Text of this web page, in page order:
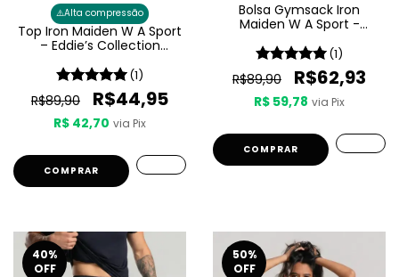
⚠️Alta compressão
Top Iron Maiden W A Sport
– Eddie’s Collection
(1)
R$89,90 R$44,95
R$ 42,70 via Pix
COMPRAR
Bolsa Gymsack Iron
Maiden W A Sport -
Son
(1)
R$89,90 R$62,93
R$ 59,78 via Pix
40%
OFF
50%
OFF